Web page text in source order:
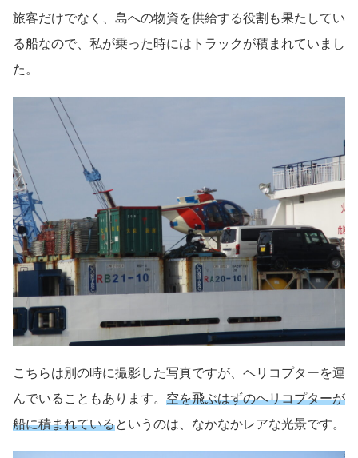
旅客だけでなく、島への物資を供給する役割も果たしてい
る船なので、私が乗った時にはトラックが積まれていまし
た。
こちらは別の時に撮影した写真ですが、ヘリコプターを運
んでいることもあります。 空を飛ぶはずのヘリコプターが
船に積まれているというのは、なかなかレアな光景です。